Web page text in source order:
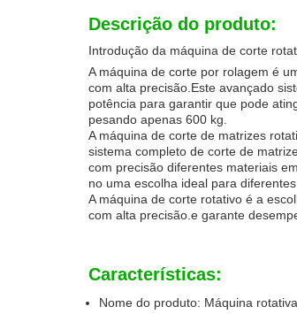
Descrição do produto:
Introdução da máquina de corte
A máquina de corte por rolagem é
com alta precisão.Este avançado
potência para garantir que pode
pesando apenas 600 kg.
A máquina de corte de matrizes
sistema completo de corte de
com precisão diferentes materiais
no uma escolha ideal para diferentes
A máquina de corte rotativo é a
com alta precisão.e garante
Características:
Nome do produto: Máquina